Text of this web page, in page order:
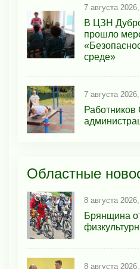
7 августа
В ЦЗН
прошло
среде»
7 августа
Работников
Областные
8 августа
Брянщина
8 августа